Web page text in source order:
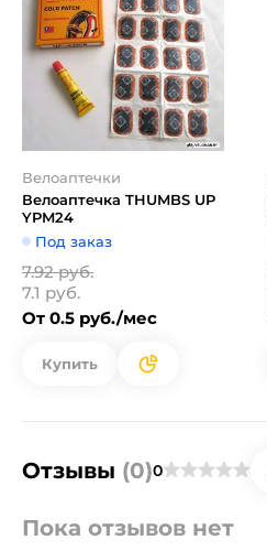
Велоаптечки
Велоаптечка THUMBS UP
YPM24
Под заказ
7.92 руб.
7.1 руб.
От 0.5 руб./мес
Купить
Отзывы (0)0
Пока отзывов нет